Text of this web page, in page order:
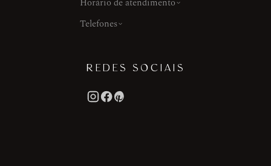
Telefones
REDES SOCIAIS